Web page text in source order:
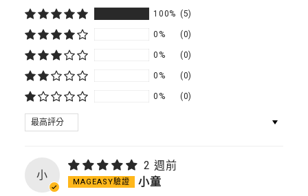
100% (5)
0% (0)
0% (0)
0% (0)
0% (0)
SORT BY
小
2 週前
小童